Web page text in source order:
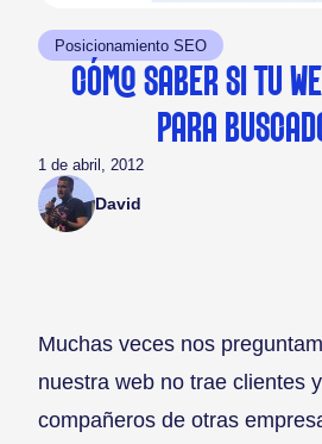
Posicionamiento SEO
CÓMO SABER SI TU
PARA
1 de abril, 2012
David
Muchas veces nos
nuestra web no trae clientes
compañeros de otras